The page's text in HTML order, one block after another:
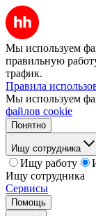
Мы используем
правильную
трафик.
Правила
Мы используем
файлов cookie
Понятно
Ищу сотрудника
Ищу работу
Ищу сотрудника
Сервисы
Помощь